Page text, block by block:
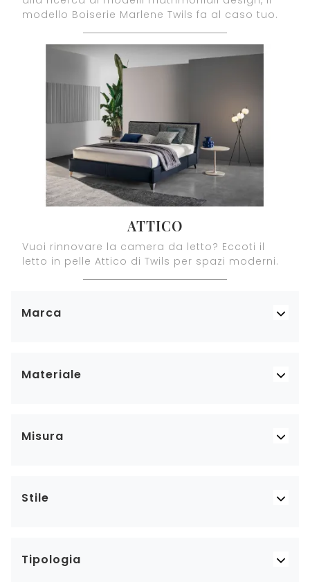
Marca
Materiale
Misura
Stile
Tipologia
modello Boiserie Marlene Twils fa al caso tuo.
ATTICO
Vuoi rinnovare la camera da letto? Eccoti il
letto in pelle Attico di Twils per spazi moderni.